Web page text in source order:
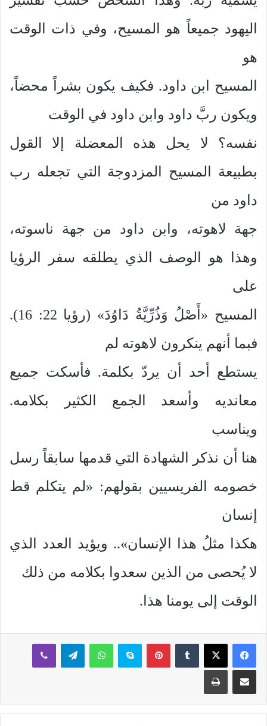
اليهود جميعاً هو المسيح، وفي ذات الوقت
هو
المسيح ابن داود. فكيف يكون بشراً محضاً،
ويكون ربَّ داود وابن داود في الوقت
نفسه؟ لا يحل هذه المعضلة إلا القول
بطبيعة المسيح المزدوجة التي تجعله رب
داود من
جهة لاهوته، وابن داود من جهة ناسوته،
وهذا هو الوصف الذي يطلقه سفر الرؤيا
على
المسيح «أَصْلُ وَذُرِّيَّةُ دَاوُدَ» (رؤيا 22: 16).
فبما أنهم ينكرون لاهوته لم
يستطع أحد أن يردّ بكلمة. فأسكت جميع
معانديه وأسعد الجمع الكثير بكلامه.
ويناسب
هنا أن نذكر الشهادة التي قدمها سابقاً رسل
خصومه الفريسيين بقولهم: «لم يتكلم قط
إنسان
هكذا مثلُ هذا الإنسان».. ويؤيد العدد الذي
لا يُحصى من الذين سعدوا بكلامه من ذلك
الوقت إلى يومنا هذا.
بينتيريستسكايب واتساب تيلقرام ڤايبر
مشاركة عبر البريد طباعة